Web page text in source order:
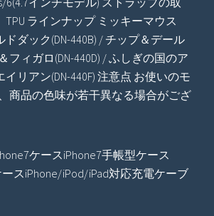
TPU ラインナップ ミッキーマウス
ドダック(DN-440B) / チップ＆デール
フィガロ(DN-440D) / ふしぎの国のア
イリアン(DN-440F) 注意点 お使いのモ
商品の色味が若干異なる場合がござ
ケースiPhone7手帳型ケース
スiPhone/iPod/iPad対応充電ケーブ